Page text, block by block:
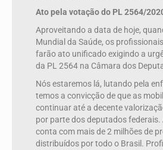
Ato pela votação do PL 2564/
Aproveitando a data de hoje,
Mundial da Saúde, os
farão ato unificado exigindo a
da PL 2564 na Câmara dos
Nós estaremos lá, lutando pela
temos a convicção de que as
continuar até a decente
por parte dos deputados federais.
conta com mais de 2 milhões de
distribuídos por todo o Brasil.